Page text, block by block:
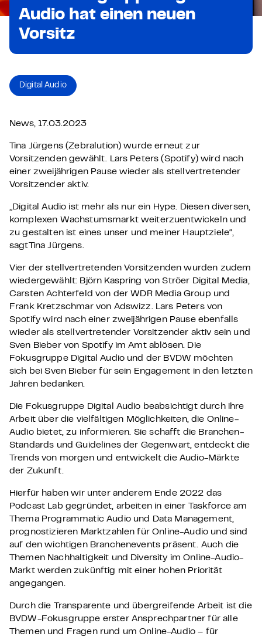
Audio hat einen neuen
Vorsitz
Digital Audio
News, 17.03.2023
Tina Jürgens (Zebralution) wurde erneut zur
Vorsitzenden gewählt. Lars Peters (Spotify) wird nach
einer zweijährigen Pause wieder als stellvertretender
Vorsitzender aktiv.
„Digital Audio ist mehr als nur ein Hype. Diesen diversen,
komplexen Wachstumsmarkt weiterzuentwickeln und
zu gestalten ist eines unser und meiner Hauptziele“,
sagtTina Jürgens.
Vier der stellvertretenden Vorsitzenden wurden zudem
wiedergewählt: Björn Kaspring von Ströer Digital Media,
Carsten Achterfeld von der WDR Media Group und
Frank Kretzschmar von Adswizz. Lars Peters von
Spotify wird nach einer zweijährigen Pause ebenfalls
wieder als stellvertretender Vorsitzender aktiv sein und
Sven Bieber von Spotify im Amt ablösen. Die
Fokusgruppe Digital Audio und der BVDW möchten
sich bei Sven Bieber für sein Engagement in den letzten
Jahren bedanken.
Die Fokusgruppe Digital Audio beabsichtigt durch ihre
Arbeit über die vielfältigen Möglichkeiten, die Online-
Audio bietet, zu informieren. Sie schafft die Branchen-
Standards und Guidelines der Gegenwart, entdeckt die
Trends von morgen und entwickelt die Audio-Märkte
der Zukunft.
Hierfür haben wir unter anderem Ende 2022 das
Podcast Lab gegründet, arbeiten in einer Taskforce am
Thema Programmatic Audio und Data Management,
prognostizieren Marktzahlen für Online-Audio und sind
auf den wichtigen Branchenevents präsent. Auch die
Themen Nachhaltigkeit und Diversity im Online-Audio-
Markt werden zukünftig mit einer hohen Priorität
angegangen.
Durch die Transparente und übergreifende Arbeit ist die
BVDW-Fokusgruppe erster Ansprechpartner für alle
Themen und Fragen rund um Online-Audio – für